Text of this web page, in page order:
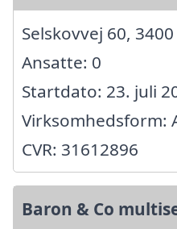
Selskovvej 60,
Ansatte: 0
Startdato: 23. juli
Virksomhedsform:
CVR: 31612896
Baron & Co